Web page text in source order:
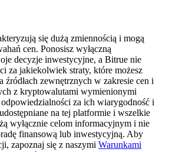
Users
Win 500,000 USDT
Carnival
· 33,333 USDT Bonus
się dużą zmiennością i mogą
cen. Ponosisz wyłączną
decyzje inwestycyjne, a Bitrue nie
za jakiekolwiek straty, które możesz
źródłach zewnętrznych w zakresie cen i
z kryptowalutami wymienionymi
za ich wiarygodność i
na tej platformie i wszelkie
wyłącznie celom informacyjnym i nie
finansową lub inwestycyjną. Aby
zapoznaj się z naszymi Warunkami